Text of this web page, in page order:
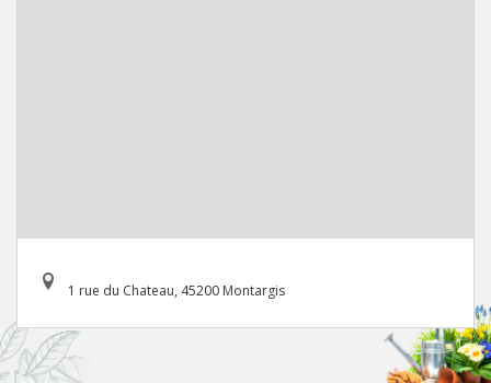
1 rue du Chateau, 45200 Montargis